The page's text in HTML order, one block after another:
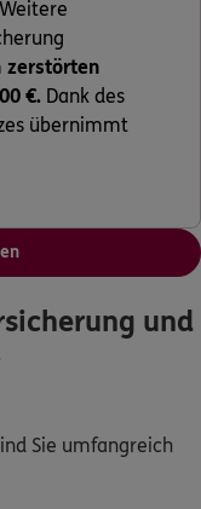
zerstörten
€. Dank des
übernimmt
und
Sie umfangreich